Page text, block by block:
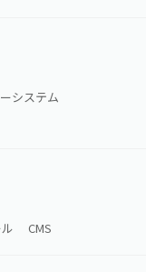
システム
CMS